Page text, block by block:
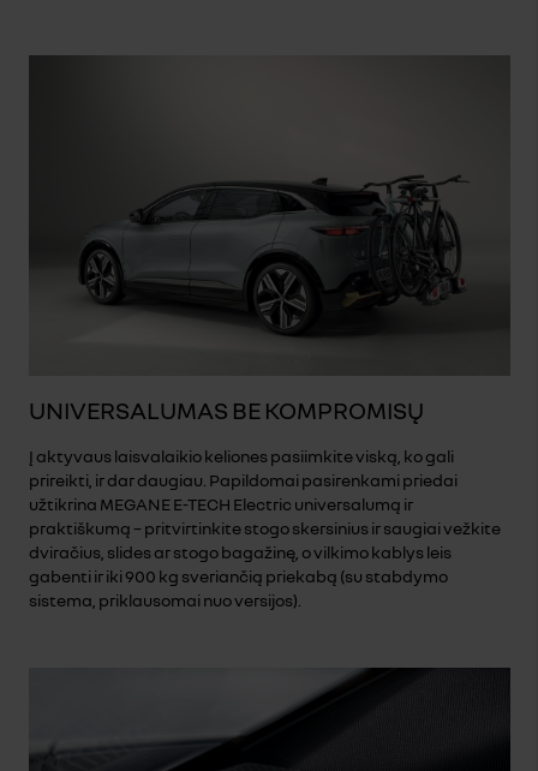
UNIVERSALUMAS BE KOMPROMISŲ
Į aktyvaus laisvalaikio keliones pasiimkite viską, ko gali
prireikti, ir dar daugiau. Papildomai pasirenkami priedai
užtikrina MEGANE E-TECH Electric universalumą ir
praktiškumą – pritvirtinkite stogo skersinius ir saugiai vežkite
dviračius, slides ar stogo bagažinę, o vilkimo kablys leis
gabenti ir iki 900 kg sveriančią priekabą (su stabdymo
sistema, priklausomai nuo versijos).